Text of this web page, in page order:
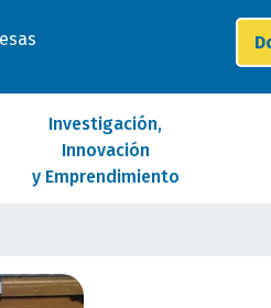
Investigación,
Innovación
y Emprendimiento